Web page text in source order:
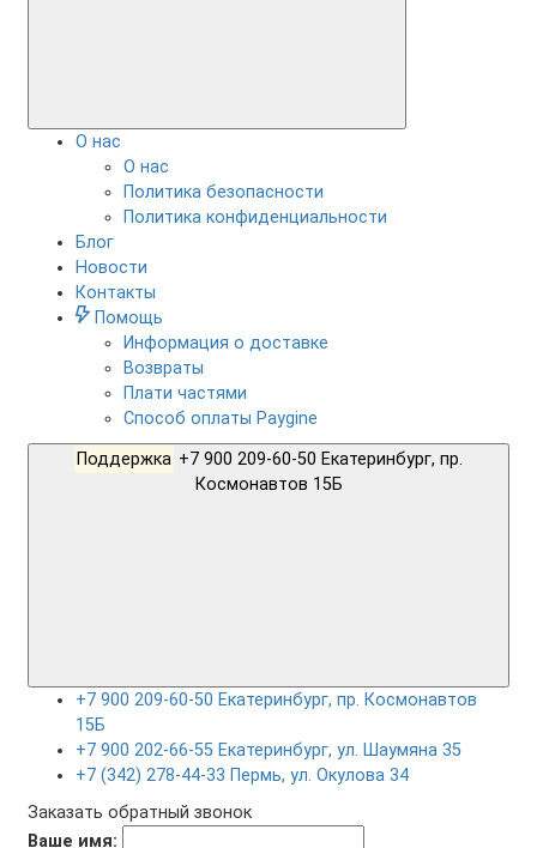
О нас
О нас
Политика безопасности
Политика конфиденциальности
Блог
Новости
Контакты
Помощь
Информация о доставке
Возвраты
Плати частями
Способ оплаты Paygine
Поддержка +7 900 209-60-50 Екатеринбург, пр.
+7 900 209-60-50 Екатеринбург, пр. Космонавтов
15Б
+7 900 202-66-55 Екатеринбург, ул. Шаумяна 35
+7 (342) 278-44-33 Пермь, ул. Окулова 34
Заказать обратный звонок
Ваше имя: